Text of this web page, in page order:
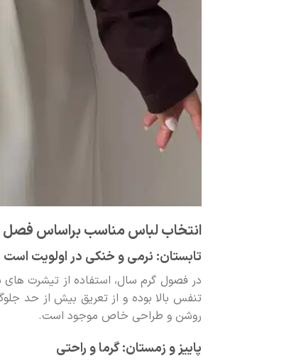
انتخاب لباس مناسب براساس فصل
تابستان: نرمی و خنکی در اولویت است
در فصول گرم سال، استفاده از تیشرت
تنفس بالا بوده و از تعریق بیش از حد
روشن و طراحی خاص موجود است.
پاییز و زمستان: گرما و راحتی